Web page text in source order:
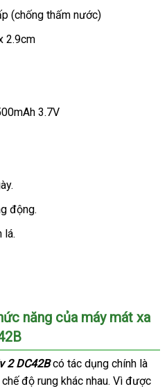
(chống thấm nước)
2.9cm
3.7V
động.
lá.
năng siêu
của máy mát xa
2 DC42Bcó tác dụng chính là
độ rung khác nhaunhận
. Vì kho
được